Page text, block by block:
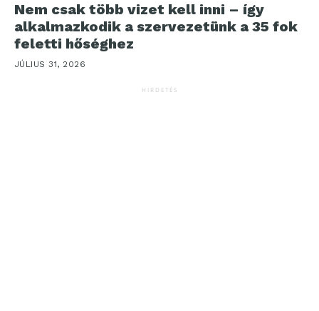
Nem csak több vizet kell inni – így
alkalmazkodik a szervezetünk a 35 fok
feletti hőséghez
JÚLIUS 31, 2026
HIRDETÉS